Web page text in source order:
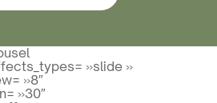
»slide »
»8″
»30″